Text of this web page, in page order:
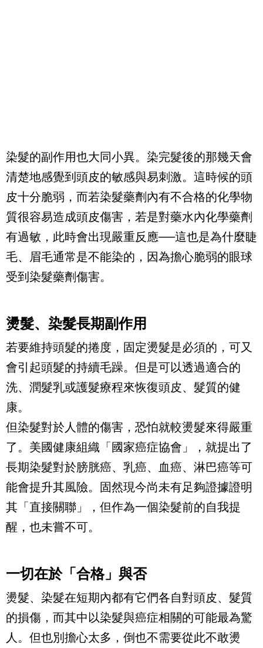
染髮的副作用也大同小異。染完髮後的那幾天會
清楚地感覺到頭皮的敏感與易刺激。這時候的頭
皮十分脆弱，而若染髮藥劑內有不合格的化學物
質很容易造成頭皮傷害，若是對藥水內化學藥劑
有過敏，此時會出現嚴重反應──這也是為什麼睫
毛、眉毛通常是不能染的，因為擔心脆弱的眼球
受到染髮藥劑傷害。
燙髮、染髮長期副作用
若要維持頭髮的捲度，固定燙髮是必須的，可又
會引起頭髮的持續毛躁。但是可以透過適合的
洗、潤髮乳或護髮療程來恢復頭皮、髮質的健
康。
但染髮對於人體的傷害，恐怕就較燙髮來得嚴重
了。美國健康組織「國家癌症協會」，就提出了
長期染髮對於膀胱癌、乳癌、血癌、淋巴癌等可
能會提升其風險。固然現今尚未有足夠證據證明
其「直接關聯」，但作為一個染髮前的自我提
醒，也未嘗不可。
一切在於「合格」與否
燙髮、染髮在短期內都有它們各自對頭皮、髮質
的損傷，而其中以染髮與癌症相關的可能最為驚
人。但也別擔心太多，倒也不需要從此不敢燙